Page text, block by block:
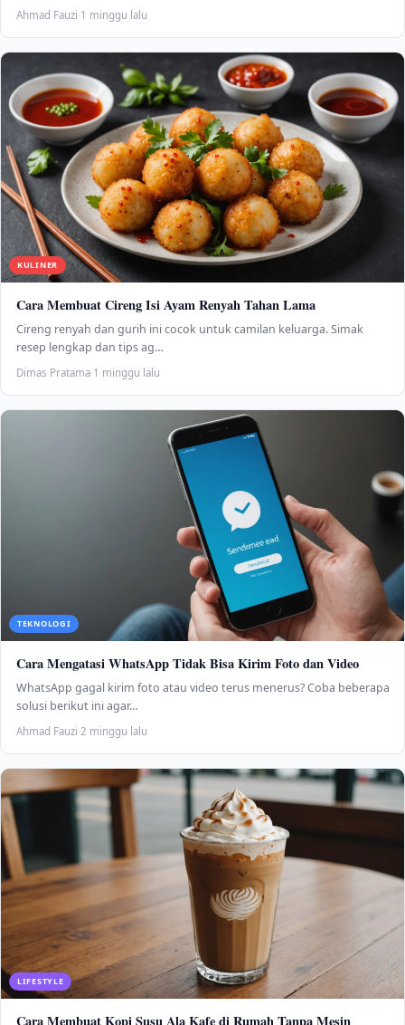
Ahmad Fauzi·1 minggu lalu
KULINER
Cara Membuat Cireng Isi Ayam Renyah Tahan Lama
Cireng renyah dan gurih ini cocok untuk camilan keluarga. Simak
resep lengkap dan tips ag…
Dimas Pratama·1 minggu lalu
TEKNOLOGI
Cara Mengatasi WhatsApp Tidak Bisa Kirim Foto dan Video
WhatsApp gagal kirim foto atau video terus menerus? Coba beberapa
solusi berikut ini agar…
Ahmad Fauzi·2 minggu lalu
LIFESTYLE